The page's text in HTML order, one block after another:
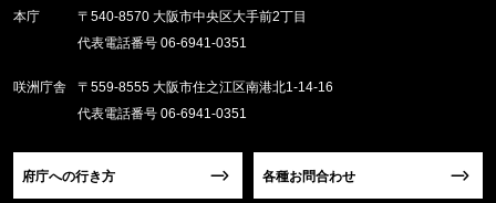
本庁
〒540-8570 大阪市中央区大手前2丁目
代表電話番号 06-6941-0351
咲洲庁舎
〒559-8555 大阪市住之江区南港北1-14-16
代表電話番号 06-6941-0351
府庁への行き方 各種お問合わせ